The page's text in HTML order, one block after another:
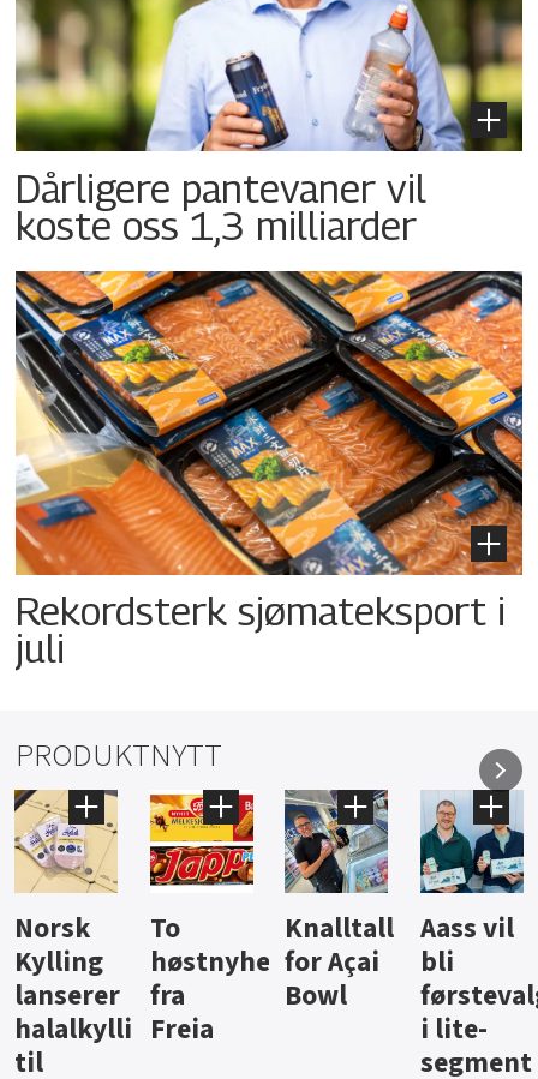
Dårligere pantevaner vil
koste oss 1,3 milliarder
Rekordsterk sjømateksport i
juli
PRODUKTNYTT
Knalltall
for Açai
Bowl
Aass vil
bli
førstevalg
i lite-
Brus og
jus fra
Berentsen
Hard
iste fra
Hansa